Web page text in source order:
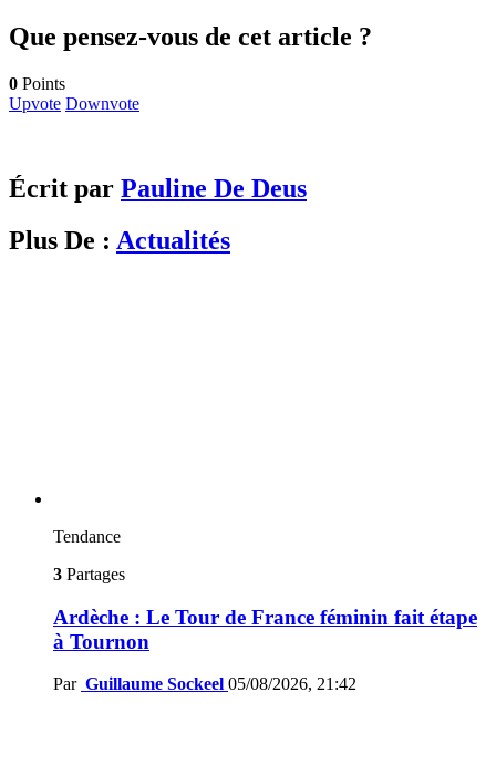
Que pensez-vous de cet article ?
0 Points
Upvote Downvote
Écrit par Pauline De Deus
Plus De : Actualités
Tendance
3 Partages
Ardèche : Le Tour de France féminin fait étape
à Tournon
Par Guillaume Sockeel 05/08/2026, 21:42